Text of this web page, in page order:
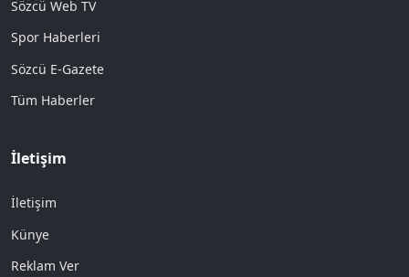
Sözcü Web TV
Spor Haberleri
Sözcü E-Gazete
Tüm Haberler
İletişim
İletişim
Künye
Reklam Ver